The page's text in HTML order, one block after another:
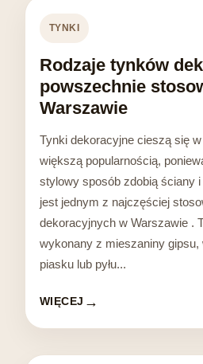
TYNKI
Rodzaje tynków
powszechnie
Warszawie
Tynki dekoracyjne cieszą się
większą popularnością,
stylowy sposób zdobią ściany
jest jednym z najczęściej
dekoracyjnych w Warszawie .
wykonany z mieszaniny gipsu,
piasku lub pyłu...
WIĘCEJ